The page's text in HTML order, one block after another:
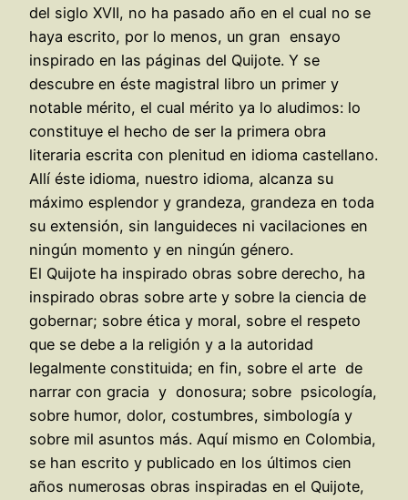
del siglo XVII, no ha pasado año en el cual no se
haya escrito, por lo menos, un gran ensayo
inspirado en las páginas del Quijote. Y se
descubre en éste magistral libro un primer y
notable mérito, el cual mérito ya lo aludimos: lo
constituye el hecho de ser la primera obra
literaria escrita con plenitud en idioma castellano.
Allí éste idioma, nuestro idioma, alcanza su
máximo esplendor y grandeza, grandeza en toda
su extensión, sin languideces ni vacilaciones en
ningún momento y en ningún género.
El Quijote ha inspirado obras sobre derecho, ha
inspirado obras sobre arte y sobre la ciencia de
gobernar; sobre ética y moral, sobre el respeto
que se debe a la religión y a la autoridad
legalmente constituida; en fin, sobre el arte de
narrar con gracia y donosura; sobre psicología,
sobre humor, dolor, costumbres, simbología y
sobre mil asuntos más. Aquí mismo en Colombia,
se han escrito y publicado en los últimos cien
años numerosas obras inspiradas en el Quijote,